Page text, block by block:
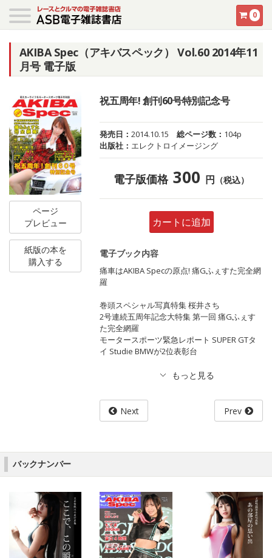
0
AKIBA Spec（アキバスペック） Vol.60 2014年11
月号 電子版
ページ
プレビュー
紙版の本を
購入する
祝五周年! 創刊60号特別記念号
発売日：2014.10.15 総ページ数： 104p
出版社： エレクトロイメージング
電子版価格 300 円 （税込）
カートに追加
電子ブック内容
痛車はAKIBA Specの原点! 痛Gふぇすた完全網
羅
巻頭スペシャル写真特集 桜井さち
2号連続五周年記念大特集 第一回 痛Gふぇす
た完全網羅
モータースポーツ緊急レポート SUPER GTタ
イ Studie BMWが2位表彰台
Next Prev
バックナンバー